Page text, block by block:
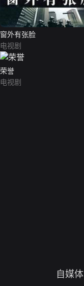
窗外有张脸
电视剧
荣誉
电视剧
自媒体